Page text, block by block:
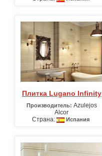
Плитка Lugano Infinity
Производитель: Azulejos
Alcor
Страна:
Испания